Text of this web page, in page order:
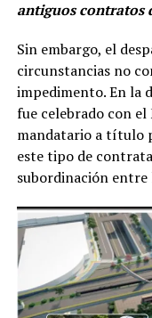
antiguos contratos
Sin embargo, el
circunstancias no
impedimento. En la
fue celebrado con
mandatario a título
este tipo de
subordinación entre